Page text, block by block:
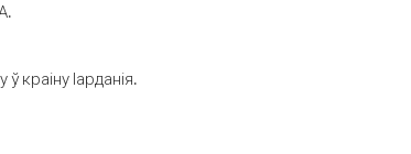
краіну Іарданія.